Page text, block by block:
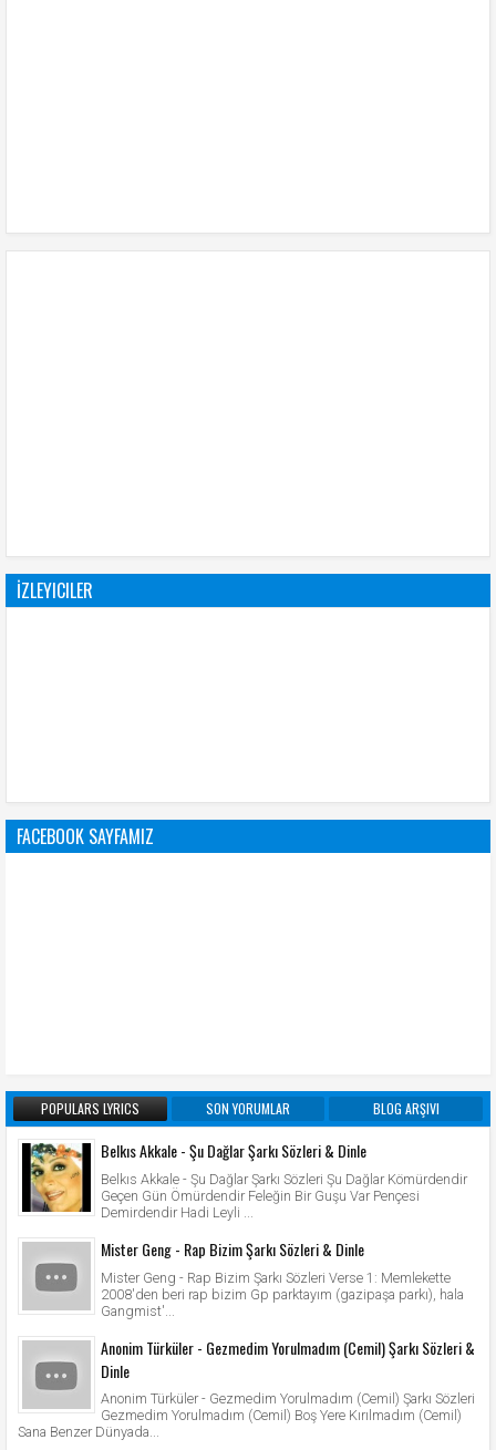
İZLEYICILER
FACEBOOK SAYFAMIZ
POPULARS LYRICS SON YORUMLAR BLOG ARŞIVI
Belkıs Akkale - Şu Dağlar Şarkı Sözleri & Dinle
Belkıs Akkale - Şu Dağlar Şarkı Sözleri Şu Dağlar Kömürdendir
Geçen Gün Ömürdendir Feleğin Bir Guşu Var Pençesi
Demirdendir Hadi Leyli ...
Mister Geng - Rap Bizim Şarkı Sözleri & Dinle
Mister Geng - Rap Bizim Şarkı Sözleri Verse 1: Memlekette
2008'den beri rap bizim Gp parktayım (gazipaşa parkı), hala
Gangmist'...
Anonim Türküler - Gezmedim Yorulmadım (Cemil) Şarkı Sözleri &
Dinle
Anonim Türküler - Gezmedim Yorulmadım (Cemil) Şarkı Sözleri
Gezmedim Yorulmadım (Cemil) Boş Yere Kırılmadım (Cemil)
Sana Benzer Dünyada...